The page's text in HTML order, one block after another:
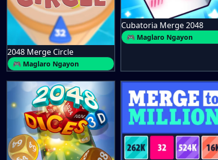
2048 Merge Circle
🎮 Maglaro Ngayon
Cubatoria Merge 2048
🎮 Maglaro Ngayon